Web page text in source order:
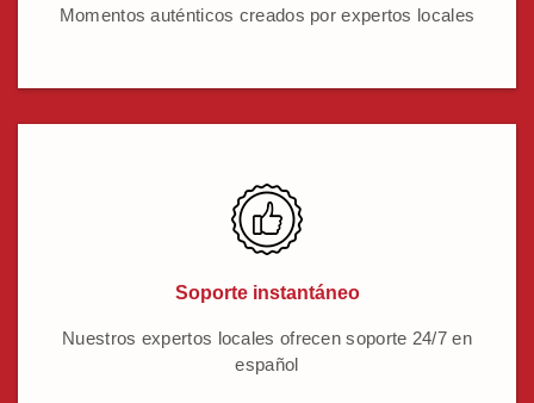
Momentos auténticos creados por expertos locales
Soporte instantáneo
Nuestros expertos locales ofrecen soporte 24/7 en
español